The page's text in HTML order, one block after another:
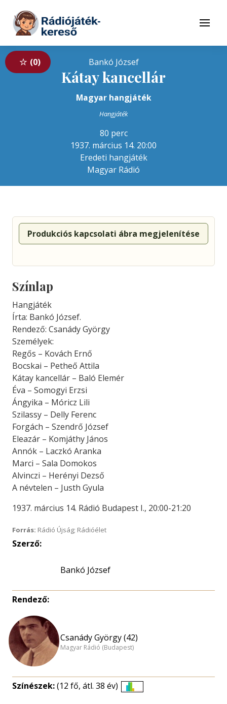
Tovább a tartalomhoz
Menü
0 Bankó József
Kátay kancellár
Magyar hangjáték
Hangjáték
80 perc
1937. március 14. 20:00
Eredeti hangjáték
Magyar Rádió
Produkciós kapcsolati ábra megjelenítése
Színlap
Hangjáték
Írta: Bankó József.
Rendező: Csanády György
Személyek:
Regős – Kovách Ernő
Bocskai – Petheő Attila
Kátay kancellár – Baló Elemér
Éva – Somogyi Erzsi
Ángyika – Móricz Lili
Szilassy – Delly Ferenc
Forgách – Szendrő József
Eleazár – Komjáthy János
Annók – Laczkó Aranka
Marci – Sala Domokos
Alvinczi – Herényi Dezső
A névtelen – Justh Gyula
1937. március 14. Rádió Budapest I., 20:00-21:20
Forrás: Rádió Újság; Rádióélet
Szerző:
Bankó József
Rendező:
Csanády György (42)
Magyar Rádió (Budapest)
Színészek:(12 fő, átl. 38 év)